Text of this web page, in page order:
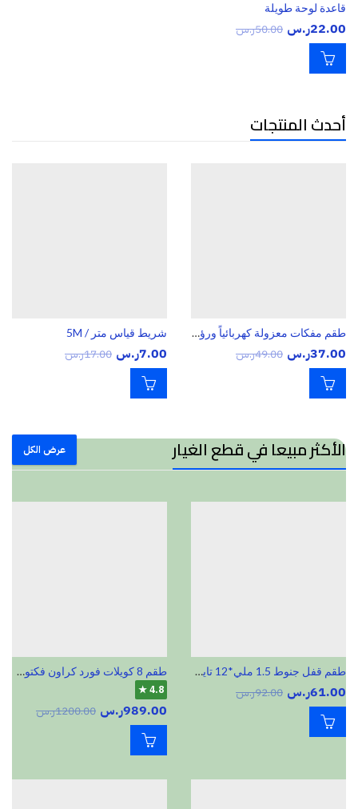
قاعدة لوحة طويلة
22.00ر.س 50.00ر.س
أحدث المنتجات
طقم مفكات معزولة كهربائياً ورؤس مغناطيسية احترافي للكهربائيين والفنيين مقاومة للزيت – 7 قطع
37.00ر.س 49.00ر.س
شريط قياس متر / 5M
7.00ر.س 17.00ر.س
الأكثر مبيعا في قطع الغيار عرض الكل
طقم قفل جنوط 1.5 ملي*12 تايواني
61.00ر.س 92.00ر.س
طقم 8 كويلات فورد كراون فكتوريا و قراند ماركيز 1998-2011 Motocraft DG508 DG457
4.8 ★
989.00ر.س 1200.00ر.س